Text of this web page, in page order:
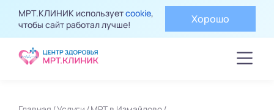
МРТ.КЛИНИК используетcookie,
чтобы сайт работал лучше!
Хорошо